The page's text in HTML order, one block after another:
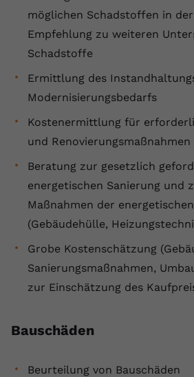
möglichen Schadstoffen in
Empfehlung zu weiteren
Schadstoffe
Ermittlung des
Modernisierungsbedarfs
Kostenermittlung für
und Renovierungsmaßnahmen
Beratung zur gesetzlich
energetischen Sanierung und
Maßnahmen der
(Gebäudehülle,
Grobe Kostenschätzung
Sanierungsmaßnahmen,
zur Einschätzung des
Bauschäden
Beurteilung von Bauschäden